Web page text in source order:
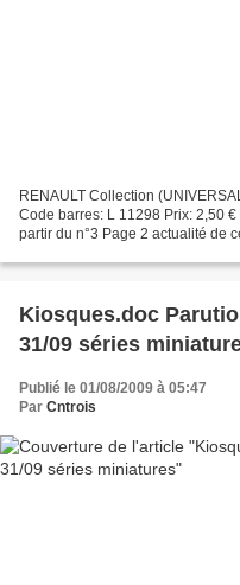
RENAULT Collection
Code barres: L 11298 Prix: 2,50
partir du n°3 Page 2 actualité de
Kiosques.doc
31/09 séries
Publié le 01/08/2009 à 05:47
Par Cntrois